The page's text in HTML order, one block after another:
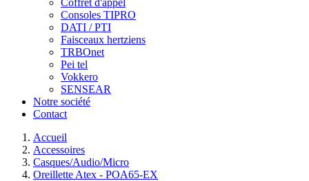
Coffret d'appel
Consoles TIPRO
DATI / PTI
Faisceaux hertziens
TRBOnet
Pei tel
Vokkero
SENSEAR
Notre société
Contact
Accueil
Accessoires
Casques/Audio/Micro
Oreillette Atex - POA65-EX